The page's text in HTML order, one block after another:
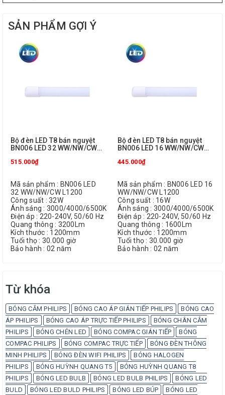
SẢN PHẨM GỢI Ý
Bộ đèn LED T8 bán nguyệt
BN006 LED 32 WW/NW/CW
515.000₫
Mã sản phẩm : BN006 LED
32 WW/NW/CW L1200
Công suất : 32W
Ánh sáng : 3000/4000/6500K
Điện áp : 220-240V, 50/60 Hz
Quang thông : 3200Lm
Kích thước : 1200mm
Tuổi thọ : 30.000 giờ
Bảo hành : 02 năm
Bộ đèn LED T8 bán nguyệt
BN006 LED 16 WW/NW/CW
445.000₫
Mã sản phẩm : BN006 LED 16
WW/NW/CW L1200
Công suất : 16W
Ánh sáng : 3000/4000/6500K
Điện áp : 220-240V, 50/60 Hz
Quang thông : 1600Lm
Kích thước : 1200mm
Tuổi thọ : 30.000 giờ
Bảo hành : 02 năm
Từ khóa
BÓNG CẮM PHILIPS BÓNG CAO ÁP GIÁN TIẾP PHILIPS
BÓNG CAO
ÁP PHILIPS
BÓNG CAO ÁP TRỰC TIẾP PHILIPS
BÓNG CHÂN CẮM
PHILIPS
BÓNG CHÉN LED BÓNG COMPAC GIÁN TIẾP
BÓNG
COMPAC PHILIPS
BÓNG COMPAC TRỰC TIẾP
BÓNG ĐÈN THÔNG
MINH PHILIPS
BÓNG ĐÈN WIFI PHILIPS
BÓNG HALOGEN
PHILIPS
BÓNG HUỲNH QUANG T5
BÓNG HUỲNH QUANG T8
PHILIPS
BÓNG LED BULB BÓNG LED BULB PHILIPS
BÓNG LED
BULD
BÓNG LED BULD PHILIPS BÓNG LED BÚP
BÓNG LED